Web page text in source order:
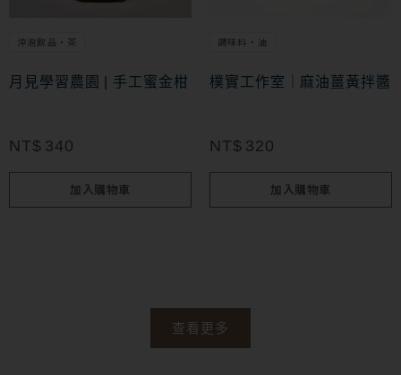
沖泡飲品・茶
月見學習農園 | 手工蜜金柑
NT$ 340
加入購物車
調味料・油
樸實工作室｜麻油薑黃拌醬
NT$ 320
加入購物車
查看更多